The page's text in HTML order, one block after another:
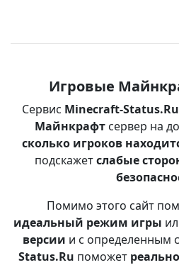
Игровые
Сервис Minecraft-Status.Ru
Майнкрафтсервер на
сколько игроков
подскажетслабые
Помимо этого сайт
идеальный режим игры
версии и с определенным
Status.Ru поможет